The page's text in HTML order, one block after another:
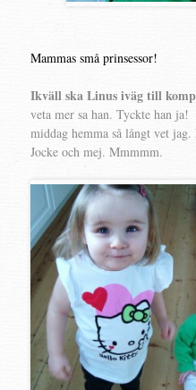
Mammas små prinsessor!
Ikväll ska Linus iväg till
veta mer sa han. Tyckte han
middag hemma så långt vet
Jocke och mej. Mmmmm.